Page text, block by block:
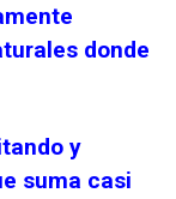
donde
y
suma casi